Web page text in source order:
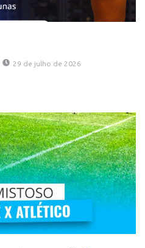
29 de julho de 2026